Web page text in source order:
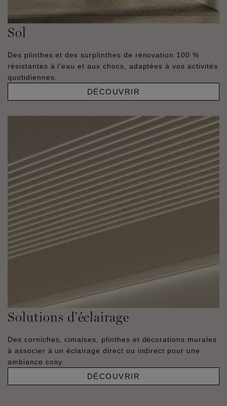
Sol
Des plinthes et des surplinthes de rénovation 100 %
résistantes à l’eau et aux chocs, adaptées à vos activités
quotidiennes.
DÉCOUVRIR
Solutions d'éclairage
Des corniches, cimaises, plinthes et décorations murales
à associer à un éclairage direct ou indirect pour une
ambiance cosy.
DÉCOUVRIR